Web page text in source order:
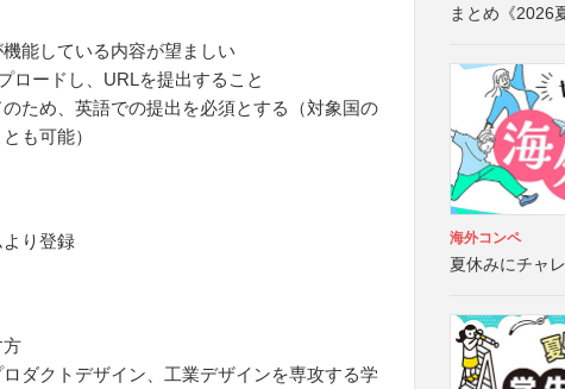
能している内容が望ましい
ロードし、URLを提出すること
ため、英語での提出を必須とする（対象国の
も可能）
り登録
方
ダクトデザイン、工業デザインを専攻する学
まとめ《2026
海外コンペ
夏休みにチャ